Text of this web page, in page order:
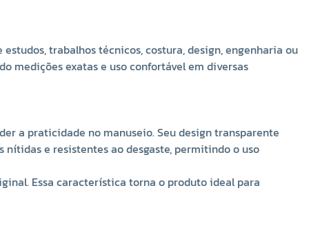
transparente facilita a visualização do papel ou tecido
por baixo, tornando o traçado mais preciso. Além disso, a
régua possui marcações nítidas e resistentes ao
Sua flexibilidade é o grande diferencial — ela pode ser
dobrada ou curvada levemente sem quebrar, retornando
à forma original. Essa característica torna o produto
ideal para superfícies curvas ou irregulares, além de
facilitar o transporte em estojos, mochilas e bolsas, sem
trabalhos técnicos, costura, design, engenharia ou
medições exatas e uso confortável em diversas
a praticidade no manuseio. Seu design transparente
e resistentes ao desgaste, permitindo o uso
Essa característica torna o produto ideal para